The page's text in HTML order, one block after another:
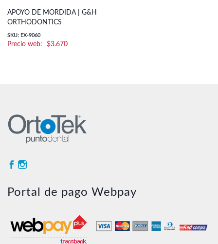
APOYO DE MORDIDA | G&H
ORTHODONTICS
SKU: EX-9060
$3.670
Portal de pago Webpay